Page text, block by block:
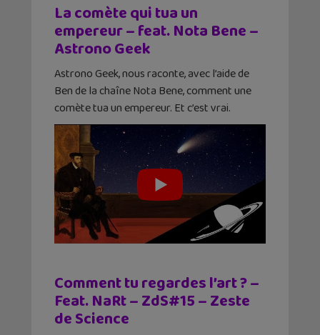
La comète qui tua un
empereur – feat. Nota Bene –
Astrono Geek
Astrono Geek, nous raconte, avec l’aide de
Ben de la chaîne Nota Bene, comment une
comète tua un empereur. Et c’est vrai.
Comment tu regardes l’art ? –
Feat. NaRt – ZdS#15 – Zeste
de Science